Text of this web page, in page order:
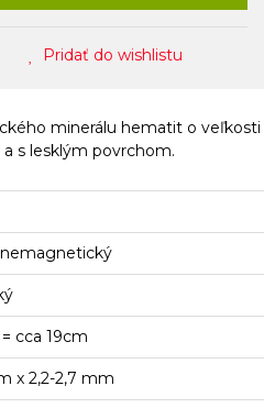
Pridať do wishlistu
minerálu hematit o veľkosti
s lesklým povrchom.
cca 19cm
x 2,2-2,7 mm